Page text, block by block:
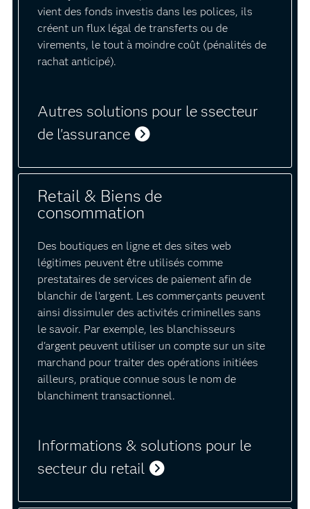
vient des fonds investis dans les polices, ils
créent un flux légal de transferts ou de
virements, le tout à moindre coût (pénalités de
rachat anticipé).
Autres solutions pour le ssecteur
de l'assurance
Retail & Biens de
consommation
Des boutiques en ligne et des sites web
légitimes peuvent être utilisés comme
prestataires de services de paiement afin de
blanchir de l'argent. Les commerçants peuvent
ainsi dissimuler des activités criminelles sans
le savoir. Par exemple, les blanchisseurs
d'argent peuvent utiliser un compte sur un site
marchand pour traiter des opérations initiées
ailleurs, pratique connue sous le nom de
blanchiment transactionnel.
Informations & solutions pour le
secteur du retail